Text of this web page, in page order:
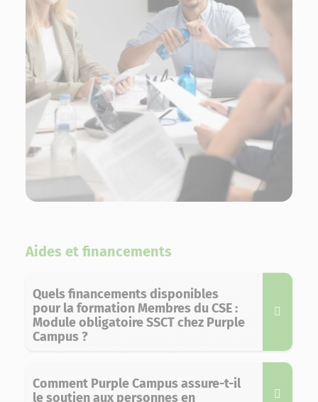
Aides et financements
Quels financements disponibles
pour la formation Membres du CSE :
Module obligatoire SSCT chez Purple
Campus ?
Comment Purple Campus assure-t-il
le soutien aux personnes en